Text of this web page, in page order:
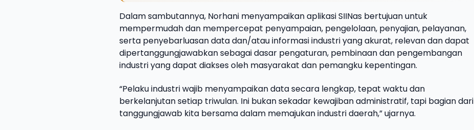
Dalam sambutannya, Norhani menyampaikan aplikasi SIINas bertujuan untuk
mempermudah dan mempercepat penyampaian, pengelolaan, penyajian, pelayanan,
serta penyebarluasan data dan/atau informasi industri yang akurat, relevan dan dapat
dipertanggungjawabkan sebagai dasar pengaturan, pembinaan dan pengembangan
industri yang dapat diakses oleh masyarakat dan pemangku kepentingan.
“Pelaku industri wajib menyampaikan data secara lengkap, tepat waktu dan
berkelanjutan setiap triwulan. Ini bukan sekadar kewajiban administratif, tapi bagian dari
tanggungjawab kita bersama dalam memajukan industri daerah,” ujarnya.